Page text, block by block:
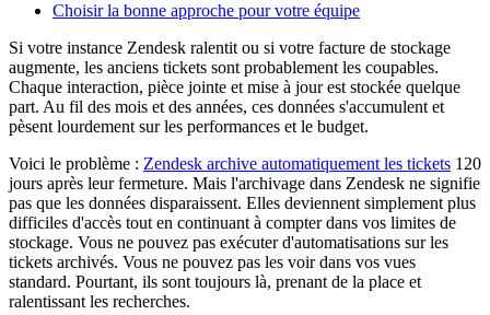
Choisir la bonne approche pour votre équipe
Si votre instance Zendesk ralentit ou si votre facture de stockage
augmente, les anciens tickets sont probablement les coupables.
Chaque interaction, pièce jointe et mise à jour est stockée quelque
part. Au fil des mois et des années, ces données s'accumulent et
pèsent lourdement sur les performances et le budget.
Voici le problème : Zendesk archive automatiquement les tickets 120
jours après leur fermeture. Mais l'archivage dans Zendesk ne signifie
pas que les données disparaissent. Elles deviennent simplement plus
difficiles d'accès tout en continuant à compter dans vos limites de
stockage. Vous ne pouvez pas exécuter d'automatisations sur les
tickets archivés. Vous ne pouvez pas les voir dans vos vues
standard. Pourtant, ils sont toujours là, prenant de la place et
ralentissant les recherches.